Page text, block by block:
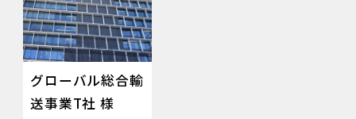
グローバル総合輸
送事業T社 様